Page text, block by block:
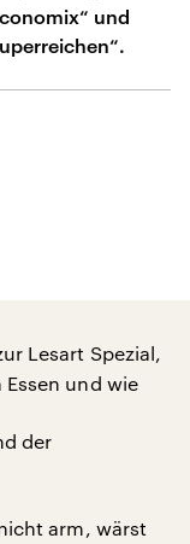
und
Lesart Spezial,
und wie
der
arm, wärst